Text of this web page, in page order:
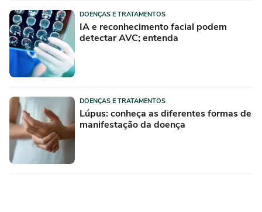
DOENÇAS E TRATAMENTOS
IA e reconhecimento facial podem
detectar AVC; entenda
DOENÇAS E TRATAMENTOS
Lúpus: conheça as diferentes formas de
manifestação da doença